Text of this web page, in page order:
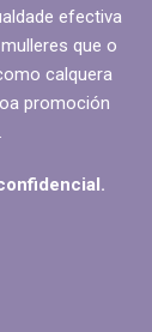
efectiva
que o
calquera
promoción